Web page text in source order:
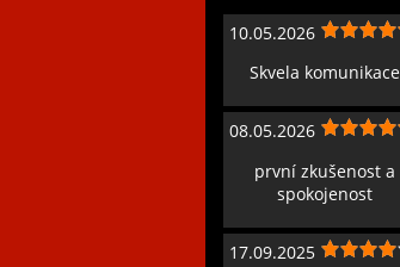
10.05.2026
Skvela komunikace
08.05.2026
první zkušenost a
spokojenost
17.09.2025